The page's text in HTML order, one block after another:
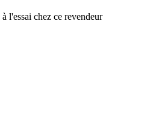
l'essai chez ce revendeur